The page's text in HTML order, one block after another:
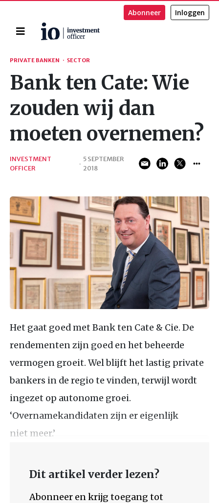
Home
Abonneer Inloggen
Zoeken
PRIVATE BANKEN · SECTOR
Bank ten Cate: Wie
zouden wij dan
moeten overnemen?
INVESTMENT
OFFICER
·
5 SEPTEMBER
2018
Het gaat goed met Bank ten Cate & Cie. De
rendementen zijn goed en het beheerde
vermogen groeit. Wel blijft het lastig private
bankers in de regio te vinden, terwijl wordt
ingezet op autonome groei.
‘Overnamekandidaten zijn er eigenlijk
niet meer.’
Dit artikel verder lezen?
Abonneer en krijg toegang tot